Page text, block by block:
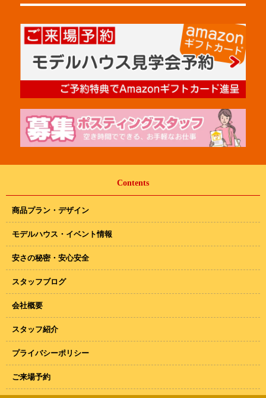
Contents
商品プラン・デザイン
モデルハウス・イベント情報
安さの秘密・安心安全
スタッフブログ
会社概要
スタッフ紹介
プライバシーポリシー
ご来場予約